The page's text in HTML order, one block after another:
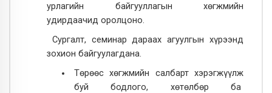
урлагийн байгууллагын хөгжмийн
удирдаачид оролцоно.
Сургалт, семинар дараах агуулгын хүрээнд
зохион байгуулагдана.
Төрөөс хөгжмийн салбарт хэрэгжүүлж
буй бодлого, хөтөлбөр ба